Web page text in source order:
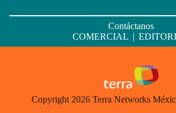
Contáctanos
COMERCIAL |
Copyright 2026 Terra Networks